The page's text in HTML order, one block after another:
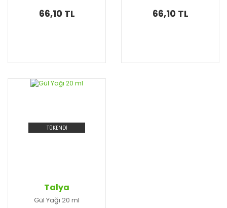
66,10 TL 66,10 TL
TÜKENDİ
Talya
Gül Yağı 20 ml